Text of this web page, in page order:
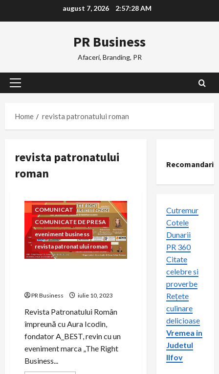
august 7, 2026 2:57:29 AM
PR Business
Afaceri, Branding, PR
Primary
Home
revista patronatului roman
revista patronatului
roman
COMUNICAT
COMUNICATE DE PRESA
eveniment business
revista patronatului roman
PR Business iulie 10, 2023
Revista Patronatului Român
împreună cu Aura Icodin,
fondator A_BEST, revin cu un
eveniment marca „The Right
Business...
Recomandari
Cutremur
Cotele
Dunarii
PR 360
Citate
celebre si
proverbe
Rețete
culinare
delicioase
Vremea in
Judetul
Ilfov